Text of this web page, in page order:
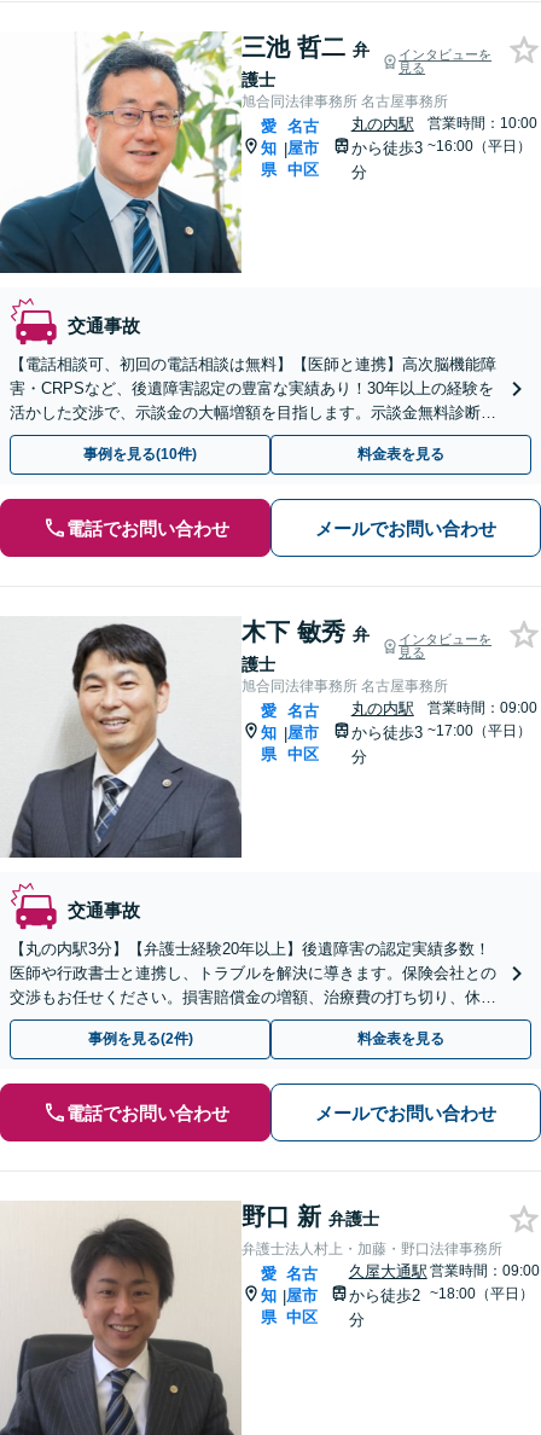
三池 哲二 弁
護士
インタビューを
見る
旭合同法律事務所 名古屋事務所
愛
知
県
|
名古
屋市
中区
丸の内駅
から徒歩3
分
営業時間：10:00
~16:00（平日）
交通事故
【電話相談可、初回の電話相談は無料】【医師と連携】高次脳機能障
害・CRPSなど、後遺障害認定の豊富な実績あり！30年以上の経験を
活かした交渉で、示談金の大幅増額を目指します。示談金無料診断サ
ービスあり【夜間休日対応】【丸の内駅3分】
事例を見る(10件) 料金表を見る
電話でお問い合わせ メールでお問い合わせ
木下 敏秀 弁
護士
インタビューを
見る
旭合同法律事務所 名古屋事務所
愛
知
県
|
名古
屋市
中区
丸の内駅
から徒歩3
分
営業時間：09:00
~17:00（平日）
交通事故
【丸の内駅3分】【弁護士経験20年以上】後遺障害の認定実績多数！
医師や行政書士と連携し、トラブルを解決に導きます。保険会社との
交渉もお任せください。損害賠償金の増額、治療費の打ち切り、休業
損害、示談交渉など幅広い分野に対応【初回面談無料】
事例を見る(2件) 料金表を見る
電話でお問い合わせ メールでお問い合わせ
野口 新 弁護士
弁護士法人村上・加藤・野口法律事務所
愛
知
県
|
名古
屋市
中区
久屋大通駅
から徒歩2
分
営業時間：09:00
~18:00（平日）